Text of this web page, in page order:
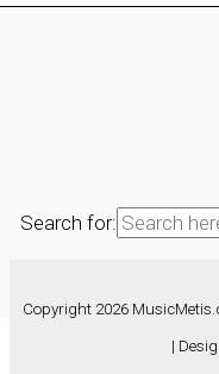
Search for:
Copyright 2026
|